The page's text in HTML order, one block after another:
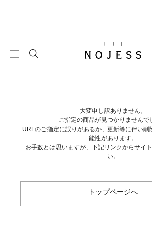
大変申し訳ありません。
ご指定の商品が見つかりませんで
URLのご指定に誤りがあるか、更新等に伴い削
能性があります。
お手数とは思いますが、下記リンクからサイ
い。
トップページへ